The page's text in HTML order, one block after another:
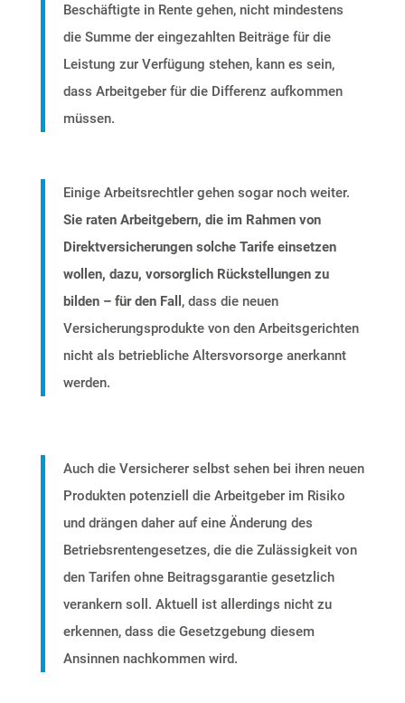
Beschäftigte in Rente gehen, nicht mindestens
die Summe der eingezahlten Beiträge für die
Leistung zur Verfügung stehen, kann es sein,
dass Arbeitgeber für die Differenz aufkommen
müssen.
Einige Arbeitsrechtler gehen sogar noch weiter.
Sie raten Arbeitgebern, die im Rahmen von
Direktversicherungen solche Tarife einsetzen
wollen, dazu, vorsorglich Rückstellungen zu
bilden – fürden Fall , dass die neuen
Versicherungsprodukte von den Arbeitsgerichten
nicht als betriebliche Altersvorsorge anerkannt
werden.
Auch die Versicherer selbst sehen bei ihren neuen
Produkten potenziell die Arbeitgeber im Risiko
und drängen daher auf eine Änderung des
Betriebsrentengesetzes, die die Zulässigkeit von
den Tarifen ohne Beitragsgarantie gesetzlich
verankern soll. Aktuell ist allerdings nicht zu
erkennen, dass die Gesetzgebung diesem
Ansinnen nachkommen wird.